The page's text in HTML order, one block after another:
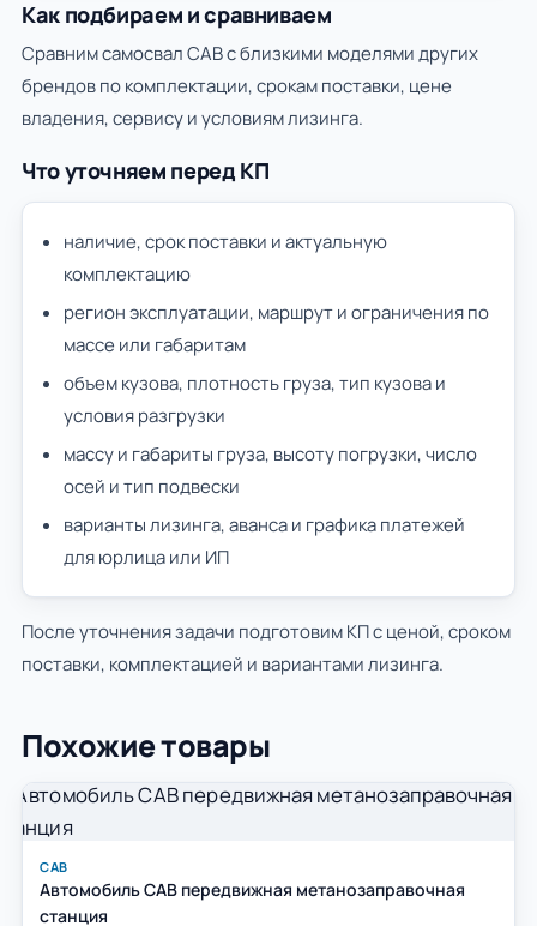
Как подбираем и сравниваем
Сравним самосвал САВ с близкими моделями других
брендов по комплектации, срокам поставки, цене
владения, сервису и условиям лизинга.
Что уточняем перед КП
наличие, срок поставки и актуальную
комплектацию
регион эксплуатации, маршрут и ограничения по
массе или габаритам
объем кузова, плотность груза, тип кузова и
условия разгрузки
массу и габариты груза, высоту погрузки, число
осей и тип подвески
варианты лизинга, аванса и графика платежей
для юрлица или ИП
После уточнения задачи подготовим КП с ценой, сроком
поставки, комплектацией и вариантами лизинга.
Похожие товары
САВ
Автомобиль САВ передвижная метанозаправочная
станция